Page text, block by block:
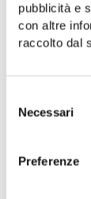
pubblicità e
con altre
raccolto dal
delNecessari
Preferenze